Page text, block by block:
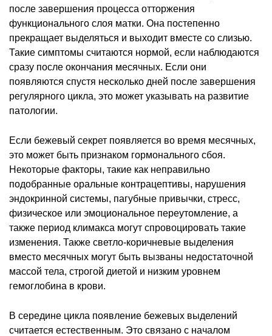
после завершения процесса отторжения
функционального слоя матки. Она постепенно
прекращает выделяться и выходит вместе со слизью.
Такие симптомы считаются нормой, если наблюдаются
сразу после окончания месячных. Если они
появляются спустя несколько дней после завершения
регулярного цикла, это может указывать на развитие
патологии.
Если бежевый секрет появляется во время месячных,
это может быть признаком гормонального сбоя.
Некоторые факторы, такие как неправильно
подобранные оральные контрацептивы, нарушения
эндокринной системы, пагубные привычки, стресс,
физическое или эмоциональное переутомление, а
также период климакса могут спровоцировать такие
изменения. Также светло-коричневые выделения
вместо месячных могут быть вызваны недостаточной
массой тела, строгой диетой и низким уровнем
гемоглобина в крови.
В середине цикла появление бежевых выделений
считается естественным. Это связано с началом